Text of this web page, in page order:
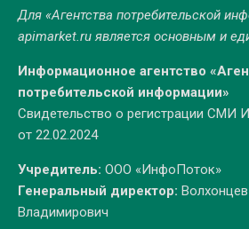
Для «Агентства потребительской
apimarket.ruявляется основным и
Информационное агентство
потребительской информации»
Свидетельство о регистрации
от 22.02.2024
Учредитель: ООО «ИнфоПоток»
Генеральный директор:
Владимирович